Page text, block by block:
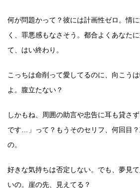
何が問題かって？彼には計画性ゼロ。情
く、罪悪感もなさそう。都合よくあなた
て、はい終わり。
こっちは命削って愛してるのに、向こう
よ。腹立たない？
しかもね、周囲の助言や忠告に耳も貸さ
です…」って？もうそのセリフ、何回目
の。
好きな気持ちは否定しない。でも、夢見
いの。崖の先、見えてる？